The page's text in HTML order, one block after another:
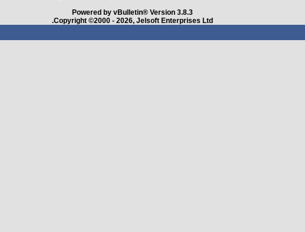
Powered by vBulletin® Version 3.8.3
Copyright ©2000 - 2026, Jelsoft Enterprises Ltd.